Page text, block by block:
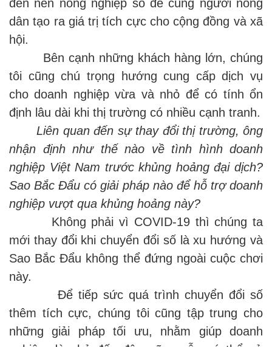
đến nền nông nghiệp số để cùng người nông
dân tạo ra giá trị tích cực cho cộng đồng và xã
hội.
Bên cạnh những khách hàng lớn, chúng
tôi cũng chú trọng hướng cung cấp dịch vụ
cho doanh nghiệp vừa và nhỏ để có tính ổn
định lâu dài khi thị trường có nhiều cạnh tranh.
Liên quan đến sự thay đổi thị trường, ông
nhận định như thế nào về tình hình doanh
nghiệp Việt Nam trước khủng hoảng đại dịch?
Sao Bắc Đẩu có giải pháp nào để hỗ trợ doanh
nghiệp vượt qua khủng hoảng này?
Không phải vì COVID-19 thì chúng ta
mới thay đổi khi chuyển đổi số là xu hướng và
Sao Bắc Đẩu không thể đứng ngoài cuộc chơi
này.
Để tiếp sức quá trình chuyển đổi số
thêm tích cực, chúng tôi cũng tập trung cho
những giải pháp tối ưu, nhằm giúp doanh